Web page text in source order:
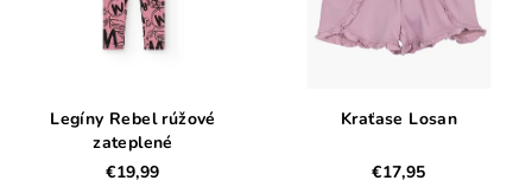
Legíny Rebel rúžové
zateplené
€19,99
Kraťase Losan
€17,95